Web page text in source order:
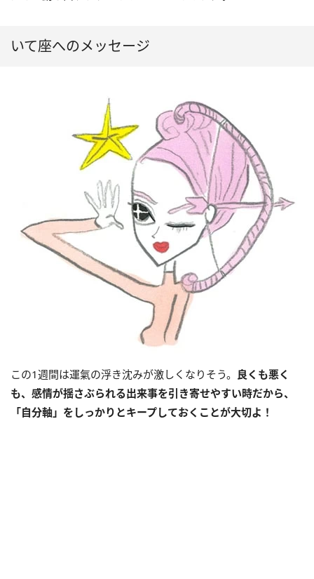
いて座へのメッセージ
この1週間は運氣の浮き沈みが激しくなりそう。 良くも悪く
も、感情が揺さぶられる出来事を引き寄せやすい時だから、
「自分軸」をしっかりとキープしておくことが大切よ！